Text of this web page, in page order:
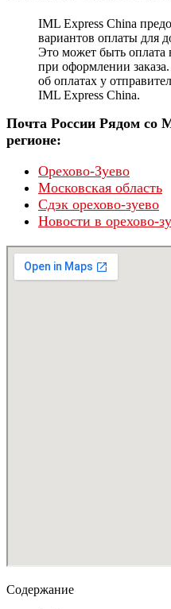
IML Express China
вариантов оплаты для
Это может быть
при оформлении
об оплатах у
IML Express China.
Почта России Рядом со
регионе:
Орехово-Зуево
Московская область
Сдэк орехово-зуево
Новости в орехово-
Содержание